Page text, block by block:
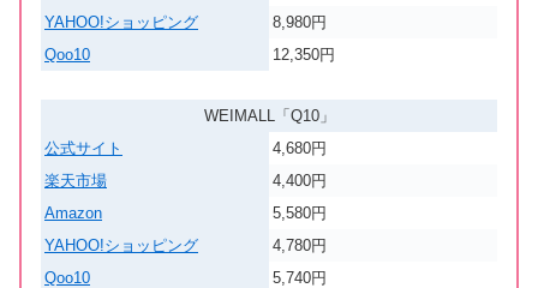
YAHOO!ショッピング
8,980円
Qoo10
12,350円
WEIMALL「Q10」
公式サイト
4,680円
楽天市場
4,400円
Amazon
5,580円
YAHOO!ショッピング
4,780円
Qoo10
5,740円